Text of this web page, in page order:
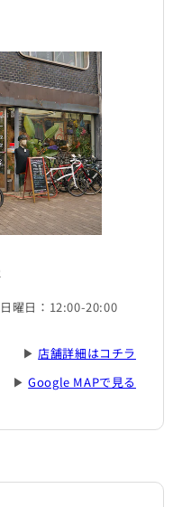
曜日：12:00-20:00
▶ 店舗詳細はコチラ
▶Google MAPで見る